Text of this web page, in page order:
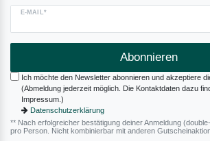
E-MAIL*
Abonnieren
Ich möchte den Newsletter abonnieren und akzeptiere
(Abmeldung jederzeit möglich. Die Kontaktdaten dazu
Impressum.)
Datenschutzerklärung
** Nach erfolgreicher bestätigung deiner Anmeldung
pro Person. Nicht kombinierbar mit anderen